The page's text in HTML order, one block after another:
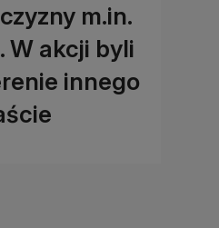
m.in.
W akcji byli
innego